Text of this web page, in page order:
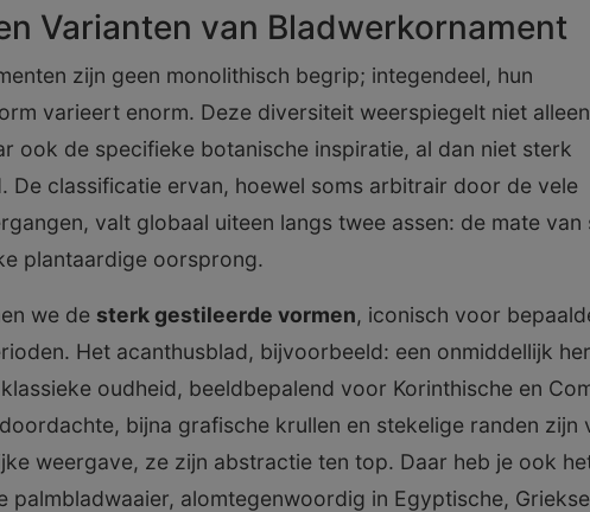
Varianten van Bladwerkornament
zijn geen monolithisch begrip; integendeel, hun
varieert enorm. Deze diversiteit weerspiegelt niet
ook de specifieke botanische inspiratie, al dan niet sterk
De classificatie ervan, hoewel soms arbitrair door de vele
valt globaal uiteen langs twee assen: de mate van
plantaardige oorsprong.
we de sterk gestileerde vormen, iconisch voor
Het acanthusblad, bijvoorbeeld: een onmiddellijk
oudheid, beeldbepalend voor Korinthische en
bijna grafische krullen en stekelige randen zijn
weergave, ze zijn abstractie ten top. Daar heb je ook
palmbladwaaier, alomtegenwoordig in Egyptische,